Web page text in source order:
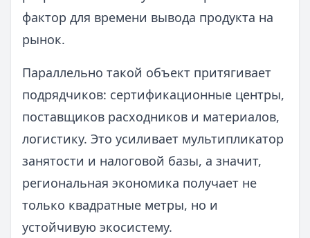
фактор для времени вывода продукта на
рынок.
Параллельно такой объект притягивает
подрядчиков: сертификационные центры,
поставщиков расходников и материалов,
логистику. Это усиливает мультипликатор
занятости и налоговой базы, а значит,
региональная экономика получает не
только квадратные метры, но и
устойчивую экосистему.